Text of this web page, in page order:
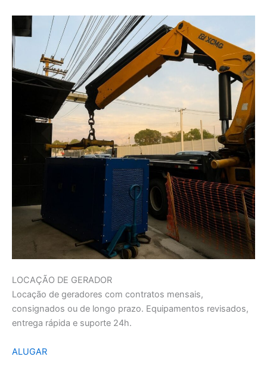
LOCAÇÃO DE GERADOR
Locação de geradores com contratos mensais,
consignados ou de longo prazo. Equipamentos revisados,
entrega rápida e suporte 24h.
ALUGAR